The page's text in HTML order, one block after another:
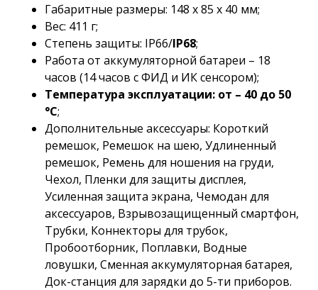
Габаритные размеры: 148 x 85 x 40 мм;
Вес: 411 г;
Степень защиты: IP66/IP68;
Работа от аккумуляторной батареи – 18
часов (14 часов с ФИД и ИК сенсором);
Температура эксплуатации: от – 40 до 50
°C;
Дополнительные аксессуары: Короткий
ремешок, Ремешок на шею, Удлиненный
ремешок, Ремень для ношения на груди,
Чехол, Пленки для защиты дисплея,
Усиленная защита экрана, Чемодан для
аксессуаров, Взрывозащищенный смартфон,
Трубки, Коннекторы для трубок,
Пробоотборник, Поплавки, Водные
ловушки, Сменная аккумуляторная батарея,
Док-станция для зарядки до 5-ти приборов.